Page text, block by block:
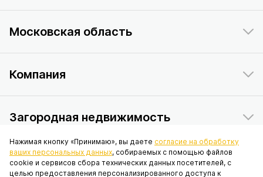
Московская область
Компания
Загородная недвижимость
Данный интернет-сайт носит исключительно информационный
характер и ни при каких условиях не является публичной офертой,
Нажимая кнопку «Принимаю», вы даете согласие на обработку
ваших персональных данных, собираемых с помощью файлов
cookie и сервисов сбора технических данных посетителей, с
целью предоставления персонализированного доступа к